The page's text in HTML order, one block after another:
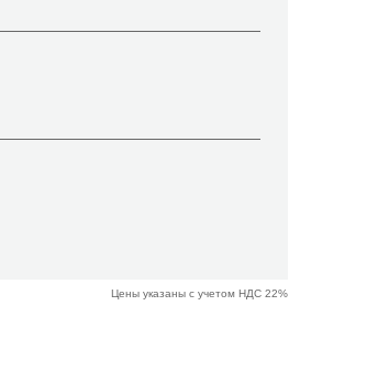
Цены указаны с учетом НДС 22%